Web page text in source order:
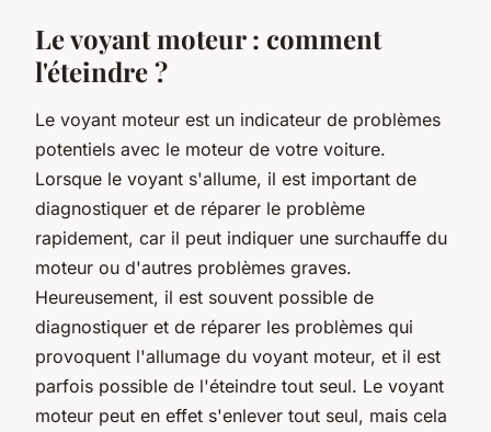
Le voyant moteur : comment
l'éteindre ?
Le voyant moteur est un indicateur de problèmes
potentiels avec le moteur de votre voiture.
Lorsque le voyant s'allume, il est important de
diagnostiquer et de réparer le problème
rapidement, car il peut indiquer une surchauffe du
moteur ou d'autres problèmes graves.
Heureusement, il est souvent possible de
diagnostiquer et de réparer les problèmes qui
provoquent l'allumage du voyant moteur, et il est
parfois possible de l'éteindre tout seul. Le voyant
moteur peut en effet s'enlever tout seul, mais cela